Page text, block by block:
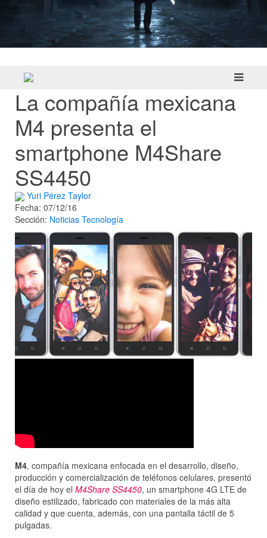
La compañía mexicana
M4 presenta el
smartphone M4Share
SS4450
Yuri Pérez Taylor
Fecha: 07/12/16
Sección: Noticias Tecnología
M4, compañía mexicana enfocada en el desarrollo, diseño,
producción y comercialización de teléfonos celulares, presentó
el día de hoy el M4Share SS4450, un smartphone 4G LTE de
diseño estilizado, fabricado con materiales de la más alta
calidad y que cuenta, además, con una pantalla táctil de 5
pulgadas.